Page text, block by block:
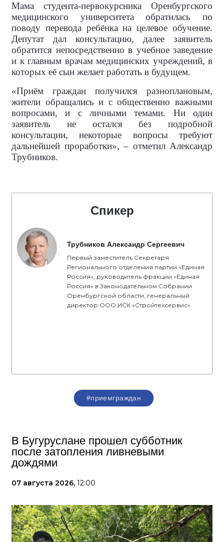
Мама студента-первокурсника Оренбургского
медицинского университета обратилась по
поводу перевода ребёнка на целевое обучение.
Депутат дал консультацию, далее заявитель
обратится непосредственно в учебное заведение
и к главным врачам медицинских учреждений, в
которых её сын желает работать в будущем.
«Приём граждан получился разноплановым,
жители обращались и с общественно важными
вопросами, и с личными темами. Ни один
заявитель не остался без подробной
консультации, некоторые вопросы требуют
дальнейшей проработки», – отметил Александр
Трубников.
Спикер
Трубников Александр Сергеевич
Первый заместитель Секретаря
Регионального отделения партии «Единая
Россия», руководитель фракции «Единая
Россия» в Законодательном Собрании
Оренбургской области, генеральный
директор ООО ИСК «Стройтехсервис»
#приемграждан
В Бугуруслане прошел субботник
после затопления ливневыми
дождями
07 августа 2026, 12:00